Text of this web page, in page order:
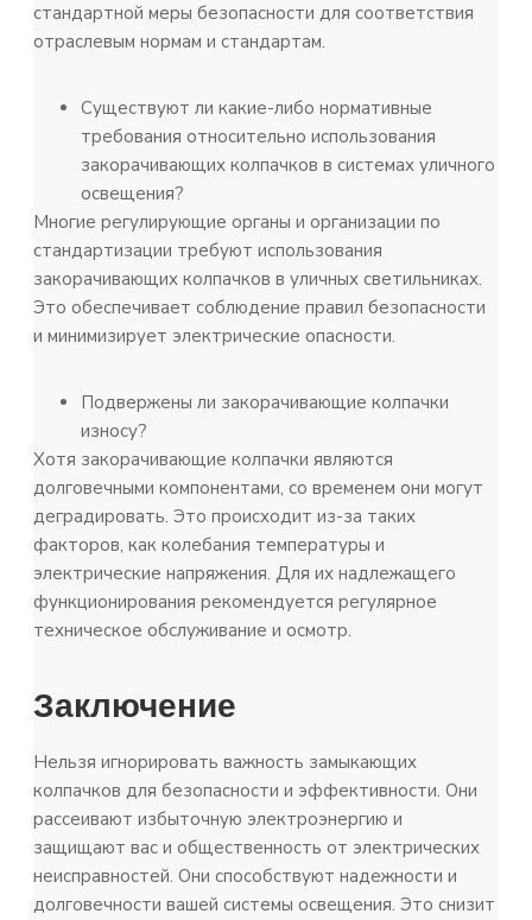
стандартной меры безопасности для соответствия
отраслевым нормам и стандартам.
Существуют ли какие-либо нормативные
требования относительно использования
закорачивающих колпачков в системах уличного
освещения?
Многие регулирующие органы и организации по
стандартизации требуют использования
закорачивающих колпачков в уличных светильниках.
Это обеспечивает соблюдение правил безопасности
и минимизирует электрические опасности.
Подвержены ли закорачивающие колпачки
износу?
Хотя закорачивающие колпачки являются
долговечными компонентами, со временем они могут
деградировать. Это происходит из-за таких
факторов, как колебания температуры и
электрические напряжения. Для их надлежащего
функционирования рекомендуется регулярное
техническое обслуживание и осмотр.
Заключение
Нельзя игнорировать важность замыкающих
колпачков для безопасности и эффективности. Они
рассеивают избыточную электроэнергию и
защищают вас и общественность от электрических
неисправностей. Они способствуют надежности и
долговечности вашей системы освещения. Это снизит